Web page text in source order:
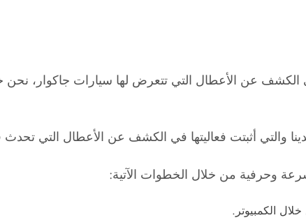
الكشف عن الأعطال التي تتعرض لها سيارات جاكوار، نحن
والتي أثبتت فعاليتها في الكشف عن الأعطال التي تحدث
وحرفية من خلال الخطوات الآتية:
الكمبيوتر.